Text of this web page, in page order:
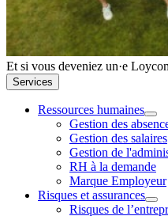
Et si vous deveniez un·e
Services
Ressources humaines
Gestion des
Gestion des salaires
Gestion de
RH à la demande
Marque Employeur
Risques et assurances
Risques de